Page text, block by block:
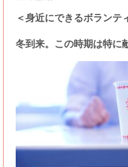
＜身近にできるボランテ
冬到来。この時期は特に